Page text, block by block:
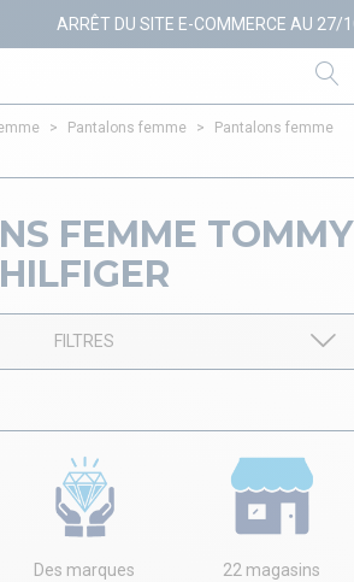
ARRÊT DU SITE E-COMMERCE AU 27/
> Pantalons femme >
Pantalons femme
FEMME TOMMY
HILFIGER
FILTRES
Des marques
22 magasins